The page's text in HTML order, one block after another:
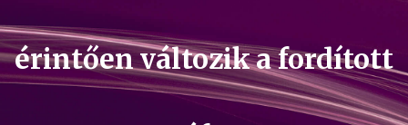
érintően változik a fordított